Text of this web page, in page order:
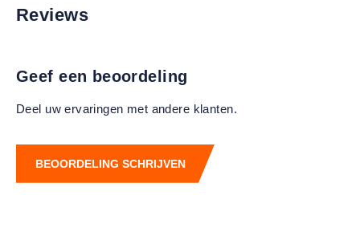
Reviews
Geef een beoordeling
Deel uw ervaringen met andere klanten.
BEOORDELING SCHRIJVEN